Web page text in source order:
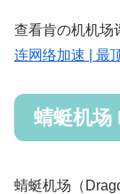
查看肯の机机场
连网络加速 | 最
蜻蜓机
蜻蜓机场（